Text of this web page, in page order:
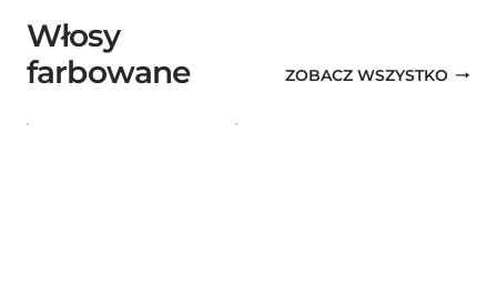
Włosy
farbowane
ZOBACZ WSZYSTKO